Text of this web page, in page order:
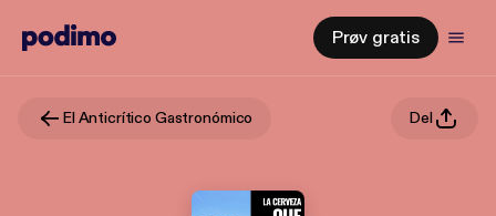
Prøv gratis
El Anticrítico Gastronómico Del